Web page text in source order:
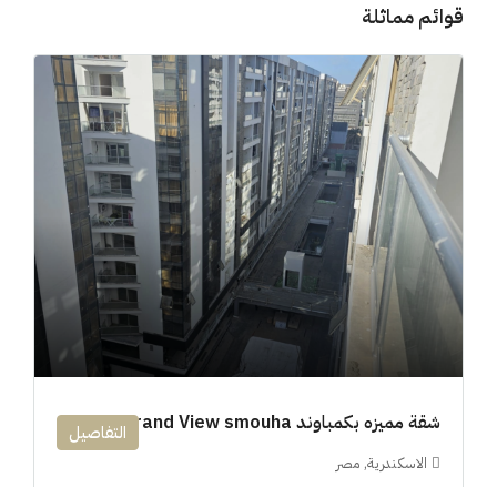
قوائم مماثلة
شقة مميزه بكمباوند 194m Grand View smouha
الاسكندرية, مصر
التفاصيل